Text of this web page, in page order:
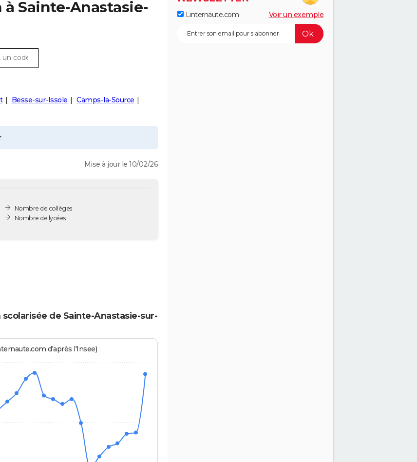
à Sainte-Anastasie-
Besse-sur-Issole
Camps-la-Source
Mise à jour le 10/02/26
Nombre de collèges
Nombre de lycées
scolarisée de Sainte-Anastasie-sur-
d'après l'Insee)
Linternaute.com Voir un exemple